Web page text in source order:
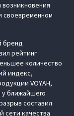
своевременном
бренд
рейтинг
количество
индекс,
VOYAH,
у ближайшего
составил
сети качества